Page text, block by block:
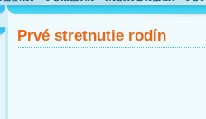
Prvé stretnutie rodín